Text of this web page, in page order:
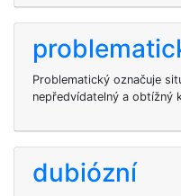
Problematický označuje
nepředvídatelný a obtížný
dubiózní